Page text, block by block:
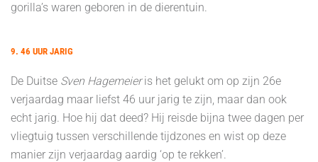
gorilla’s waren geboren in de dierentuin.
9. 46 UUR JARIG
De Duitse Sven Hagemeieris het gelukt om op zijn 26e
verjaardag maar liefst 46 uur jarig te zijn, maar dan ook
echt jarig. Hoe hij dat deed? Hij reisde bijna twee dagen per
vliegtuig tussen verschillende tijdzones en wist op deze
manier zijn verjaardag aardig ‘op te rekken’.